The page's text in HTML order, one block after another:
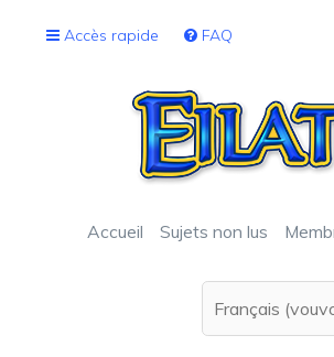
Accès rapide FAQ
Accueil Sujets non lus